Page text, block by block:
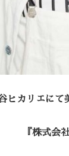
ヒカリエにて
『株式会